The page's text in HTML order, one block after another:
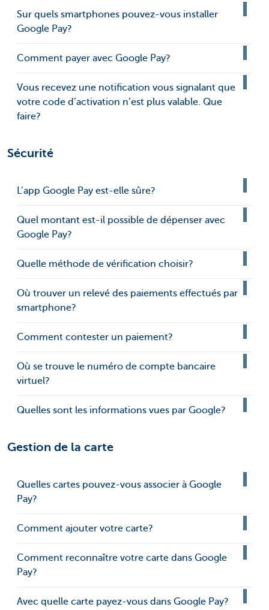
Sur quels smartphones pouvez-vous installer
Google Pay?
Comment payer avec Google Pay?
Vous recevez une notification vous signalant que
votre code d’activation n’est plus valable. Que
faire?
Sécurité
L’app Google Pay est-elle sûre?
Quel montant est-il possible de dépenser avec
Google Pay?
Quelle méthode de vérification choisir?
Où trouver un relevé des paiements effectués par
smartphone?
Comment contester un paiement?
Où se trouve le numéro de compte bancaire
virtuel?
Quelles sont les informations vues par Google?
Gestion de la carte
Quelles cartes pouvez-vous associer à Google
Pay?
Comment ajouter votre carte?
Comment reconnaître votre carte dans Google
Pay?
Avec quelle carte payez-vous dans Google Pay?